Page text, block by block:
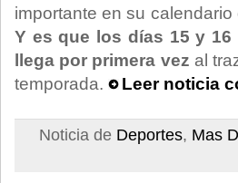
importante en su
Y es que los días 15 y
llega por primera vez al
temporada.
Leer noticia
Noticia de Deportes, Mas